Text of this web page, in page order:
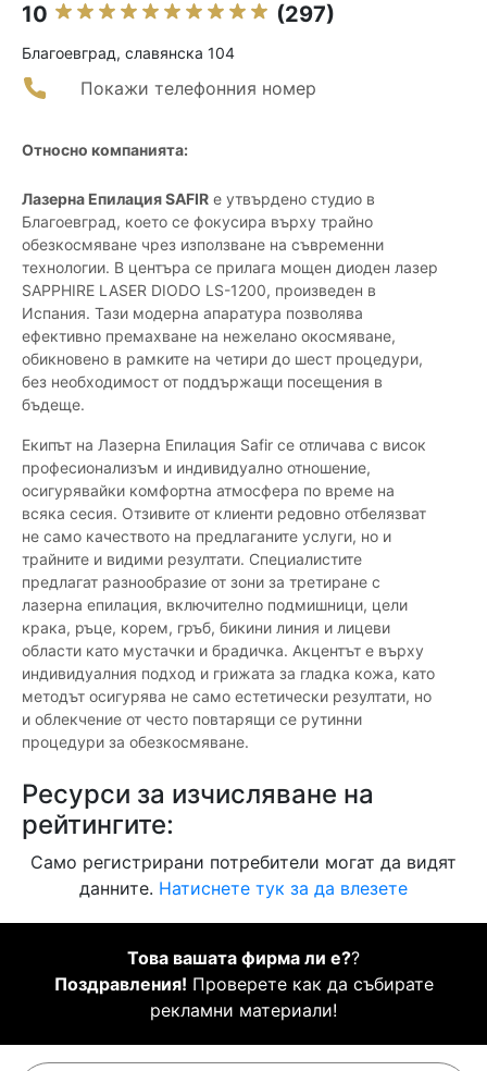
10 (297)
Благоевград, славянска 104
Покажи телефонния номер
Относно компанията:
Лазерна Епилация SAFIR е утвърдено студио в
Благоевград, което се фокусира върху трайно
обезкосмяване чрез използване на съвременни
технологии. В центъра се прилага мощен диоден лазер
SAPPHIRE LASER DIODO LS-1200, произведен в
Испания. Тази модерна апаратура позволява
ефективно премахване на нежелано окосмяване,
обикновено в рамките на четири до шест процедури,
без необходимост от поддържащи посещения в
бъдеще.
Екипът на Лазерна Епилация Safir се отличава с висок
професионализъм и индивидуално отношение,
осигурявайки комфортна атмосфера по време на
всяка сесия. Отзивите от клиенти редовно отбелязват
не само качеството на предлаганите услуги, но и
трайните и видими резултати. Специалистите
предлагат разнообразие от зони за третиране с
лазерна епилация, включително подмишници, цели
крака, ръце, корем, гръб, бикини линия и лицеви
области като мустачки и брадичка. Акцентът е върху
индивидуалния подход и грижата за гладка кожа, като
методът осигурява не само естетически резултати, но
и облекчение от често повтарящи се рутинни
процедури за обезкосмяване.
Ресурси за изчисляване на
рейтингите:
Само регистрирани потребители могат да видят
данните. Натиснете тук за да влезете
Това вашата фирма ли е??
Поздравления! Проверете как да събирате
рекламни материали!